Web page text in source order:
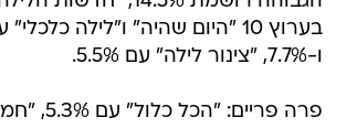
ו-7.7%, "צינור לילה" עם 5.5%.
פרה פריים: